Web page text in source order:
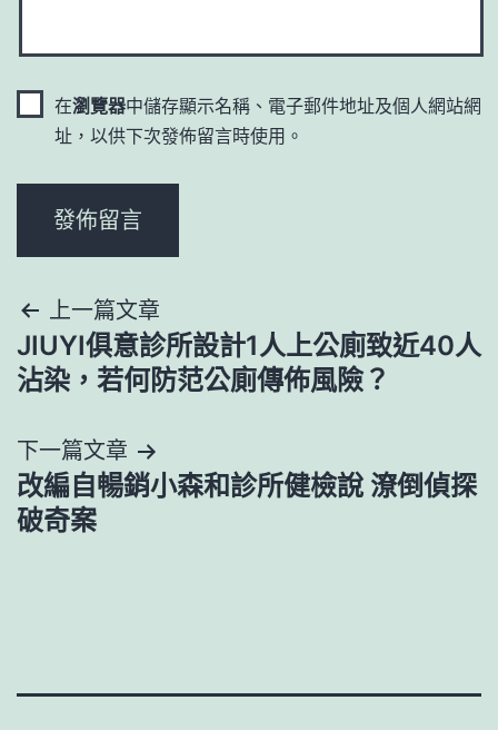
在瀏覽器中儲存顯示名稱、電子郵件地址及個人網站網
址，以供下次發佈留言時使用。
文
章
覽
上一篇文章
JIUYI俱意診所設計1人上公廁致近40人
沾染，若何防范公廁傳佈風險？
下一篇文章
改編自暢銷小森和診所健檢說 潦倒偵探
破奇案